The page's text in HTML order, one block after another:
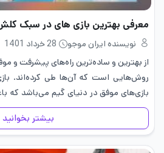
معرفی بهترین بازی های در سبک
نویسنده ایران موجو
28 خرداد 1401
از بهترین و ساده‌ترین راه‌های پیشرفت و
روش‌هایی است که آن‌ها طی کرده‌اند.
بازی‌های موفق در دنیای گیم می‌باشد که
کلش رویال…
بیشتر بخوانید